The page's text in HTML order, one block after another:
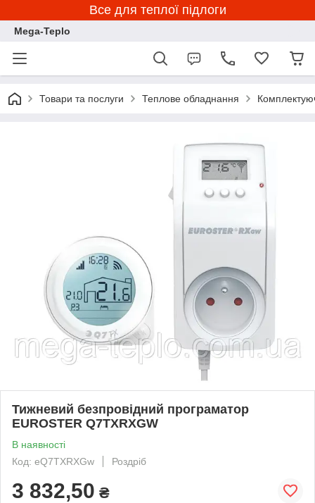
Все для теплої підлоги
Mega-Teplo
Товари та послуги Теплове обладнання
Тижневий безпровідний програматор
EUROSTER Q7TXRXGW
В наявності
Код: eQ7TXRXGw
Роздріб
3 832,50 ₴